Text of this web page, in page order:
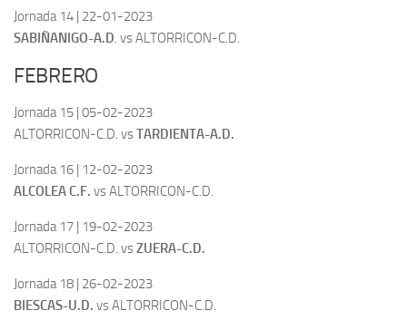
Jornada 14 | 22-01-2023
SABIÑANIGO-A.D . vs ALTORRICON-C.D.
FEBRERO
Jornada 15 | 05-02-2023
ALTORRICON-C.D. vsTARDIENTA-A.D.
Jornada 16 | 12-02-2023
ALCOLEA C.F. vs ALTORRICON-C.D.
Jornada 17 | 19-02-2023
ALTORRICON-C.D. vsZUERA-C.D.
Jornada 18 | 26-02-2023
BIESCAS-U.D. vs ALTORRICON-C.D.